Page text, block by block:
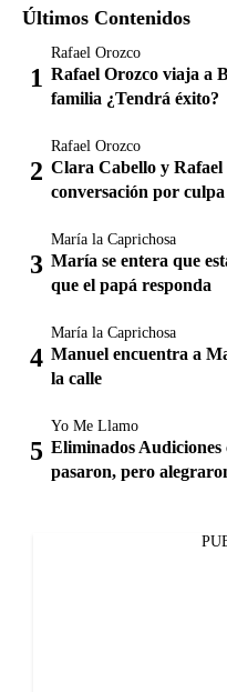
Últimos Contenidos
Rafael Orozco
Rafael Orozco viaja a
familia ¿Tendrá éxito?
Rafael Orozco
Clara Cabello y Rafael
conversación por
María la Caprichosa
María se entera que
que el papá responda
María la Caprichosa
Manuel encuentra a
la calle
Yo Me Llamo
Eliminados Audiciones
pasaron, pero